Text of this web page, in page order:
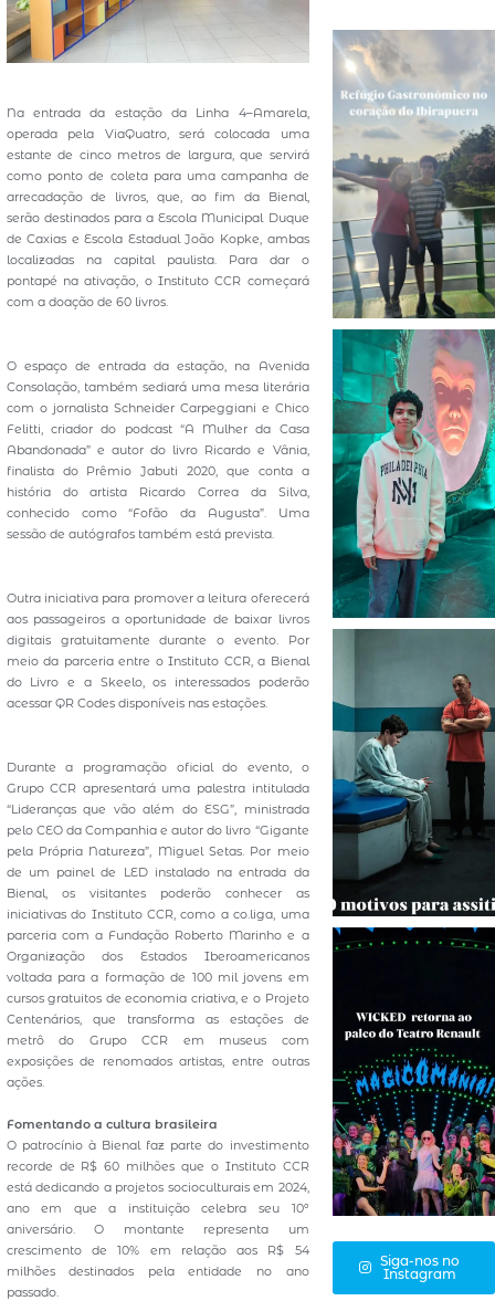
Na entrada da estação da Linha 4–Amarela,
operada pela ViaQuatro, será colocada uma
estante de cinco metros de largura, que servirá
como ponto de coleta para uma campanha de
arrecadação de livros, que, ao fim da Bienal,
serão destinados para a Escola Municipal Duque
de Caxias e Escola Estadual João Kopke, ambas
localizadas na capital paulista. Para dar o
pontapé na ativação, o Instituto CCR começará
com a doação de 60 livros.
O espaço de entrada da estação, na Avenida
Consolação, também sediará uma mesa literária
com o jornalista Schneider Carpeggiani e Chico
Felitti, criador do podcast “A Mulher da Casa
Abandonada” e autor do livro Ricardo e Vânia,
finalista do Prêmio Jabuti 2020, que conta a
história do artista Ricardo Correa da Silva,
conhecido como “Fofão da Augusta”. Uma
sessão de autógrafos também está prevista.
Outra iniciativa para promover a leitura oferecerá
aos passageiros a oportunidade de baixar livros
digitais gratuitamente durante o evento. Por
meio da parceria entre o Instituto CCR, a Bienal
do Livro e a Skeelo, os interessados poderão
acessar QR Codes disponíveis nas estações.
Durante a programação oficial do evento, o
Grupo CCR apresentará uma palestra intitulada
“Lideranças que vão além do ESG”, ministrada
pelo CEO da Companhia e autor do livro “Gigante
pela Própria Natureza”, Miguel Setas. Por meio
de um painel de LED instalado na entrada da
Bienal, os visitantes poderão conhecer as
iniciativas do Instituto CCR, como a co.liga, uma
parceria com a Fundação Roberto Marinho e a
Organização dos Estados Iberoamericanos
voltada para a formação de 100 mil jovens em
cursos gratuitos de economia criativa, e o Projeto
Centenários, que transforma as estações de
metrô do Grupo CCR em museus com
exposições de renomados artistas, entre outras
ações.
Fomentando a cultura brasileira
O patrocínio à Bienal faz parte do investimento
recorde de R$ 60 milhões que o Instituto CCR
está dedicando a projetos socioculturais em 2024,
ano em que a instituição celebra seu 10º
aniversário. O montante representa um
crescimento de 10% em relação aos R$ 54
milhões destinados pela entidade no ano
passado.
Siga-nos no
Instagram